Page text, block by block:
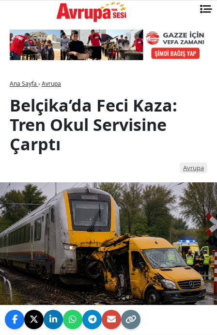
Ana Sayfa › Avrupa
Belçika’da Feci Kaza:
Tren Okul Servisine
Çarptı
Avrupa